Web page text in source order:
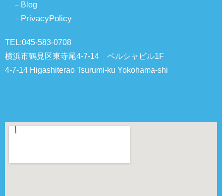
－ Blog
－ PrivacyPolicy
TEL:045-583-0708
横浜市鶴見区東寺尾4-7-14 ペルシャビル1F
4-7-14 Higashiterao Tsurumi-ku Yokohama-shi